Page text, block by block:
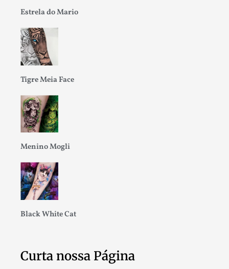
Estrela do Mario
Tigre Meia Face
Menino Mogli
Black White Cat
Curta nossa Página